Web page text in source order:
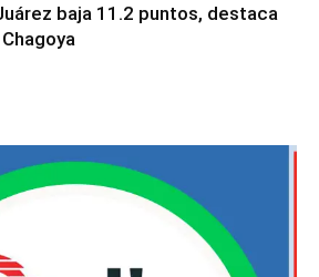
baja 11.2 puntos, destaca